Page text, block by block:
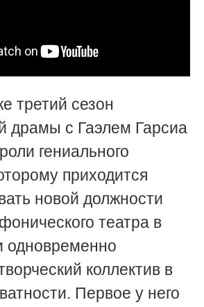
третий сезон
драмы с Гаэлем Гарсиа
гениального
приходится
новой должности
театра в
одновременно
коллектив в
Первое у него